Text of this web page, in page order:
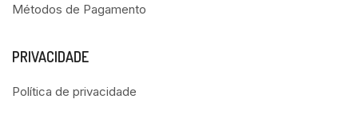
Métodos de Pagamento
PRIVACIDADE
Política de privacidade